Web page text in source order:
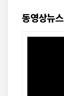
동영상뉴스